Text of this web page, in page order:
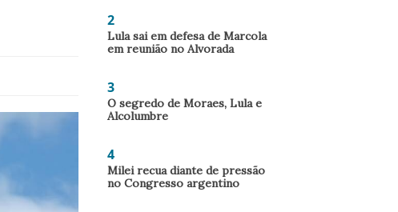
2
Lula sai em defesa de Marcola
em reunião no Alvorada
3
O segredo de Moraes, Lula e
Alcolumbre
4
Milei recua diante de pressão
no Congresso argentino